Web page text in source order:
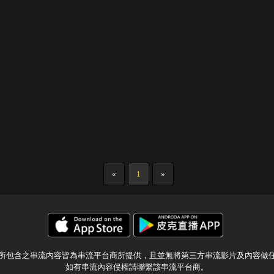
« 1 »
包含之串流內容皆為串流平台商所提供，且並無將第三方串流影片及內容做
如有串流內容侵權請聯繫該串流平台商。